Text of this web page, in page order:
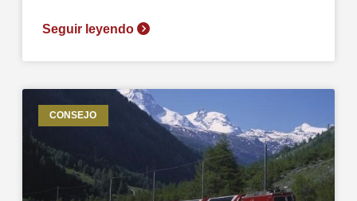
Seguir leyendo
CONSEJO